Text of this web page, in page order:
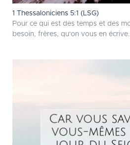
1 Thessaloniciens 5:1 (LSG)
Pour ce qui est des temps et des
besoin, frères, qu'on vous en écrive.